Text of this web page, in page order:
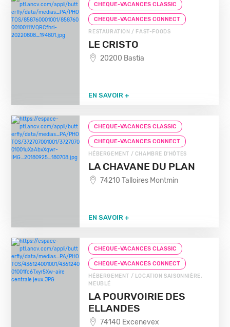
CHEQUE-VACANCES CLASSIC
CHEQUE-VACANCES CONNECT
RESTAURATION / FAST-FOODS
LE CRISTO
20200 Bastia
EN SAVOIR +
CHEQUE-VACANCES CLASSIC
CHEQUE-VACANCES CONNECT
HÉBERGEMENT / CHAMBRE D'HÔTES
LA CHAVANE DU PLAN
74210 Talloires Montmin
EN SAVOIR +
CHEQUE-VACANCES CLASSIC
CHEQUE-VACANCES CONNECT
HÉBERGEMENT / LOCATION SAISONNIÈRE,
MEUBLÉ
LA POURVOIRIE DES
ELLANDES
74140 Excenevex